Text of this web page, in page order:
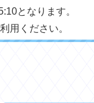
となります。
用ください。